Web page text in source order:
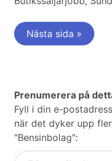
Nästa sida »
Prenumerera på
Fyll i din e-
när det dyker upp
"Bensinbolag":